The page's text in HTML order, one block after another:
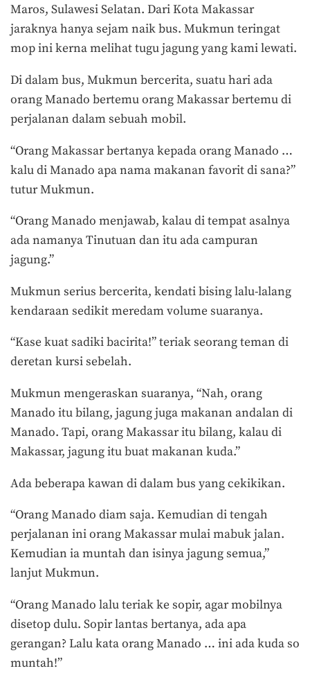
Maros, Sulawesi Selatan. Dari Kota Makassar
jaraknya hanya sejam naik bus. Mukmun teringat
mop ini kerna melihat tugu jagung yang kami lewati.
Di dalam bus, Mukmun bercerita, suatu hari ada
orang Manado bertemu orang Makassar bertemu di
perjalanan dalam sebuah mobil.
“Orang Makassar bertanya kepada orang Manado …
kalu di Manado apa nama makanan favorit di sana?”
tutur Mukmun.
“Orang Manado menjawab, kalau di tempat asalnya
ada namanya Tinutuan dan itu ada campuran
jagung.”
Mukmun serius bercerita, kendati bising lalu-lalang
kendaraan sedikit meredam volume suaranya.
“Kase kuat sadiki bacirita!” teriak seorang teman di
deretan kursi sebelah.
Mukmun mengeraskan suaranya, “Nah, orang
Manado itu bilang, jagung juga makanan andalan di
Manado. Tapi, orang Makassar itu bilang, kalau di
Makassar, jagung itu buat makanan kuda.”
Ada beberapa kawan di dalam bus yang cekikikan.
“Orang Manado diam saja. Kemudian di tengah
perjalanan ini orang Makassar mulai mabuk jalan.
Kemudian ia muntah dan isinya jagung semua,”
lanjut Mukmun.
“Orang Manado lalu teriak ke sopir, agar mobilnya
disetop dulu. Sopir lantas bertanya, ada apa
gerangan? Lalu kata orang Manado … ini ada kuda so
muntah!”